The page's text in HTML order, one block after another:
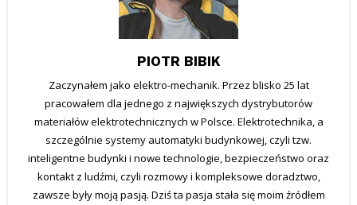
PIOTR BIBIK
Zaczynałem jako elektro-mechanik. Przez blisko 25 lat
pracowałem dla jednego z największych dystrybutorów
materiałów elektrotechnicznych w Polsce. Elektrotechnika, a
szczególnie systemy automatyki budynkowej, czyli tzw.
inteligentne budynki i nowe technologie, bezpieczeństwo oraz
kontakt z ludźmi, czyli rozmowy i kompleksowe doradztwo,
zawsze były moją pasją. Dziś ta pasja stała się moim źródłem